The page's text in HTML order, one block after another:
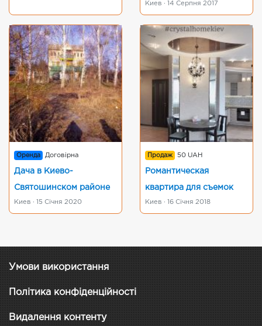
Киев · 14 Серпня 2017
Оренда Договірна
Дача в Киево-
Святошинском районе
Киев · 15 Січня 2020
Продаж 50 UAH
Романтическая
квартира для съемок
Киев · 16 Січня 2018
Умови використання
Політика конфіденційності
Видалення контенту